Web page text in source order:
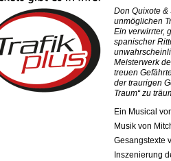
Don Quixote
unmöglichen
Ein verwirrter,
spanischer
Meisterwerk
treuen
der traurigen
Traum“ zu
Ein Musical
Musik von
Gesangstexte
Inszenierung